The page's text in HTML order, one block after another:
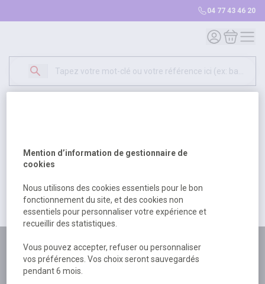
04 77 43 46 20
Mon compte
Mon
500
excuser pour la gêne occasionée.
Retour Retour à l'accueil
Plus de 180 personnes
à votre écoute
Plus de 80 000 références
Mention d’information de gestionnaire de
cookies
Nous utilisons des cookies essentiels pour le bon
fonctionnement du site, et des cookies non
essentiels pour personnaliser votre expérience et
recueillir des statistiques.
Vous pouvez accepter, refuser ou personnaliser
vos préférences. Vos choix seront sauvegardés
pendant 6 mois.